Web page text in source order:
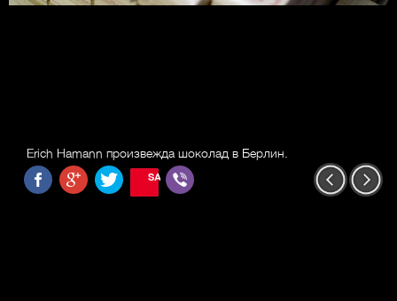
Erich Hamann произвежда шоколад в Берлин.
SAVE